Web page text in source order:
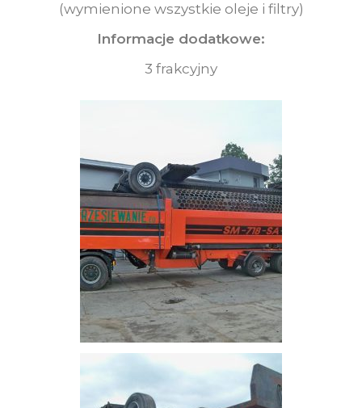
(wymienione wszystkie oleje i filtry)
Informacje dodatkowe:
3 frakcyjny